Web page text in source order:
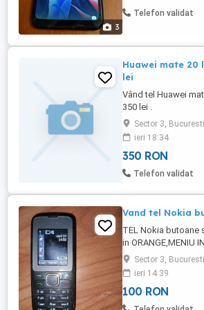
3
trimit in provincie
Telefon validat
Huawei mate 20
lei
Vând tel Huawei
350 lei .
Sector 3, Bucuresti
ieri 18:34
350 RON
Telefon validat
Vand tel Nokia
TEL Nokia butoane
in ORANGE,MENIU
Sector 3, Bucuresti
ieri 14:39
100 RON